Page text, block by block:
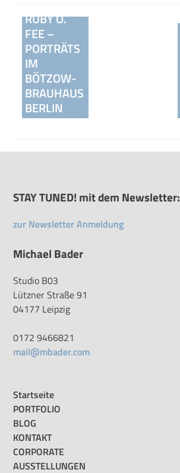
Beitragsnavigation
RUBY O.
FEE –
PORTRÄTS
IM
BÖTZOW-
BRAUHAUS
BERLIN
STAY TUNED! mit dem Newsletter:
zur Newsletter Anmeldung
Michael Bader
Studio B03
Lützner Straße 91
04177 Leipzig
0172 9466821
mail@mbader.com
Startseite
PORTFOLIO
BLOG
KONTAKT
CORPORATE
AUSSTELLUNGEN